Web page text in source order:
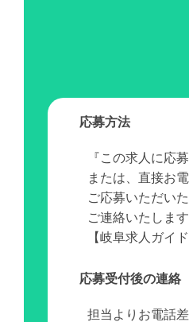
応募方法
『この求人に応
または、直接お
ご応募いただい
ご連絡いたします
【岐阜求人ガイ
応募受付後の連絡
担当よりお電話差